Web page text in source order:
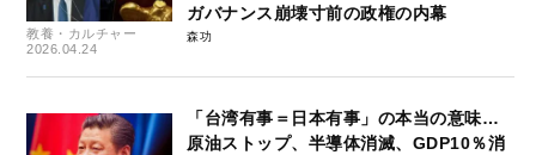
教養・カルチャー
2026.04.24
ガバナンス崩壊寸前の政権の内幕
森功
「台湾有事＝日本有事」の本当の意味…
原油ストップ、半導体消滅、GDP10％消